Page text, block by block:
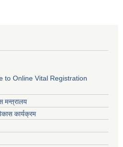
to Online Vital Registration
मन्त्रालय
कार्यक्रम